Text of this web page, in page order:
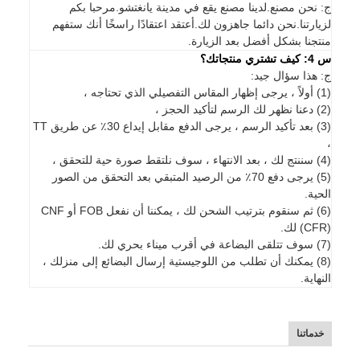
ج: نحن مصنع.لدينا مصنع يقع في مدينة يانغتشو.مرحبا بكم
لزيارتنا.نحن دائما جاهزون لك.أعتقد اعتقادًا راسخًا أنك ستفهم
منتجنا بشكل أفضل بعد الزيارة.
س 4: كيف تشتري منتجاتك؟
ج: هذا سؤال جيد:
(1) أولاً ، يرجى إظهار المقاس التفصيلي الذي تحتاجه ،
(2) دعنا نظهر لك الرسم لتأكيد الحجز ،
(3) بعد تأكيد الرسم ، يرجى الدفع مقابل إيداع 30٪ عن طريق TT
،
(4) سننتج لك ، بعد الانتهاء ، سوف نلتقط صورة حية للتحقق ،
(5) يرجى دفع 70٪ من الرصيد المتبقي بعد التحقق من الصور
الحية.
(6) ثم سنقوم بترتيب الشحن لك ، يمكننا أن نفعل FOB أو CNF
(CFR) لك.
(7) سوف تتلقى البضاعة في أقرب ميناء بحري لك.
(8) يمكنك أن تطلب من اللوجيستية إرسال البضائع إلى منزلك ،
النهاية.
خدماتنا